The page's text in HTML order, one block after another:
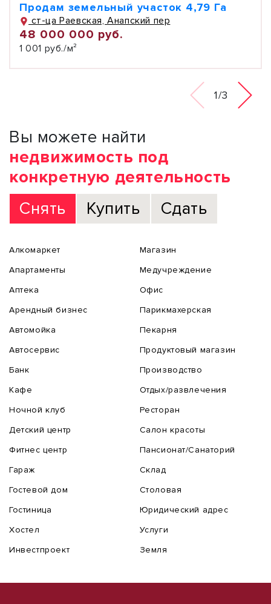
Продам земельный участок 4,79 Га
ст-ца Раевская, Анапский пер
48 000 000 руб.
1 001 руб./м²
1/3
Вы можете найти
недвижимость под
конкретную деятельность
Снять
Купить Сдать
Алкомаркет
Апартаменты
Аптека
Арендный бизнес
Автомойка
Автосервис
Банк
Кафе
Ночной клуб
Детский центр
Фитнес центр
Гараж
Гостевой дом
Гостиница
Хостел
Инвестпроект
Магазин
Медучреждение
Офис
Парикмахерская
Пекарня
Продуктовый магазин
Производство
Отдых/развлечения
Ресторан
Салон красоты
Пансионат/Санаторий
Склад
Столовая
Юридический адрес
Услуги
Земля